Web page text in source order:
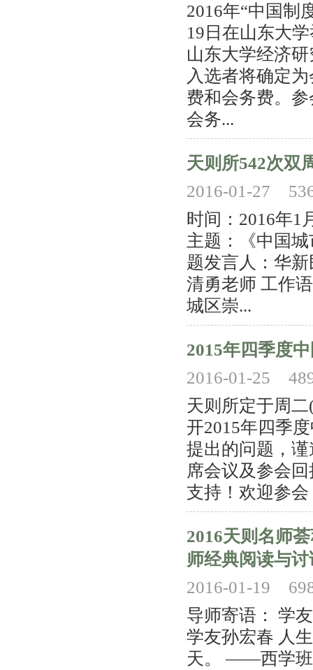
2016年“中国制
19日在山东大
山东大学经济
入选者将确定
费和会务费。
会务...
天则所542次双
2016-01-27
时间：2016年1
主题：《中国
题发言人：华
清勇老师 工作
城区崇...
2015年四季度
2016-01-25
天则所定于周
开2015年四季
提出的问题，
席会议及参会
支持！欢迎参会
2016天则名师
师经典阅读与
2016-01-19
导师寄语： 学
学友孙宏春 人
天。 ——西学班